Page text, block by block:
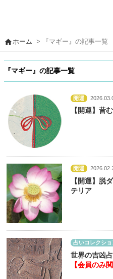
homeホーム > 『マギー』の記事一覧
『マギー』の記事一覧
開運
【開運】昔
開運
【開運】脱
テリア
占いコレクショ
世界の吉凶
【会員のみ